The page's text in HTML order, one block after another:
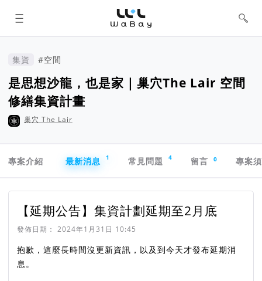
WaBay 挖貝 | 台灣最值得信賴的群眾
集資 / 群眾募資平台
集資 #空間
是思想沙龍，也是家｜巢穴The Lair 空間
修繕集資計畫
巢穴 The Lair
專案介紹
最新消息 1 常見問題 4 留言 0 專案
【延期公告】集資計劃延期至2月底
發佈日期： 2024年1月31日 10:45
抱歉，這麼長時間沒更新資訊，以及到今天才發布延期消
息。